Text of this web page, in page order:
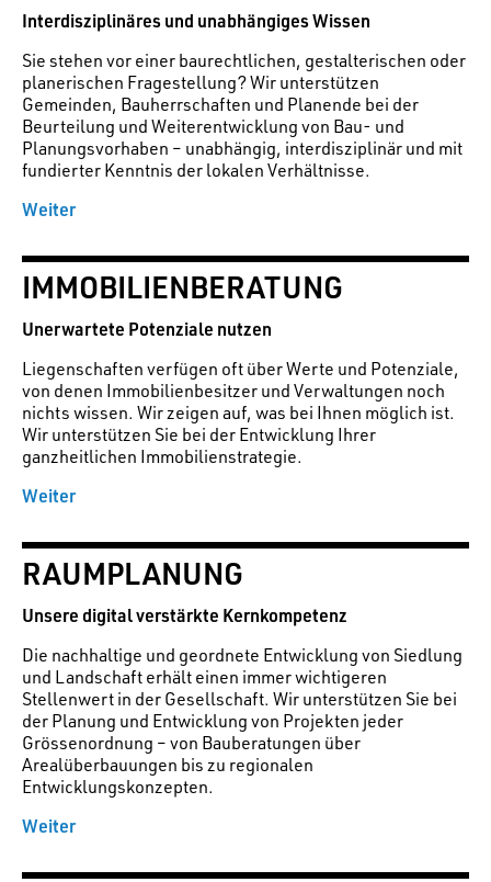
Interdisziplinäres und unabhängiges Wissen
Sie stehen vor einer baurechtlichen, gestalterischen oder
planerischen Fragestellung? Wir unterstützen
Gemeinden, Bauherrschaften und Planende bei der
Beurteilung und Weiterentwicklung von Bau- und
Planungsvorhaben – unabhängig, interdisziplinär und mit
fundierter Kenntnis der lokalen Verhältnisse.
Weiter
IMMOBILIENBERATUNG
Unerwartete Potenziale nutzen
Liegenschaften verfügen oft über Werte und Potenziale,
von denen Immobilienbesitzer und Verwaltungen noch
nichts wissen. Wir zeigen auf, was bei Ihnen möglich ist.
Wir unterstützen Sie bei der Entwicklung Ihrer
ganzheitlichen Immobilienstrategie.
Weiter
RAUMPLANUNG
Unsere digital verstärkte Kernkompetenz
Die nachhaltige und geordnete Entwicklung von Siedlung
und Landschaft erhält einen immer wichtigeren
Stellenwert in der Gesellschaft. Wir unterstützen Sie bei
der Planung und Entwicklung von Projekten jeder
Grössenordnung – von Bauberatungen über
Arealüberbauungen bis zu regionalen
Entwicklungskonzepten.
Weiter